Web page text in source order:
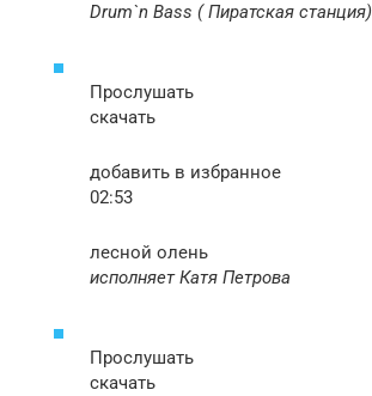
Drum`n Bass ( Пиратская станция)
Прослушать
скачать
добавить в избранное
02:53
лесной олень
исполняет Катя Петрова
Прослушать
скачать